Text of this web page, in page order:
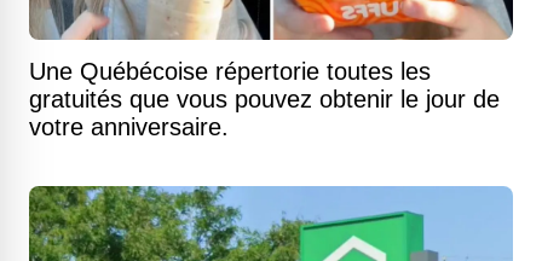
Une Québécoise répertorie toutes les
gratuités que vous pouvez obtenir le jour de
votre anniversaire.